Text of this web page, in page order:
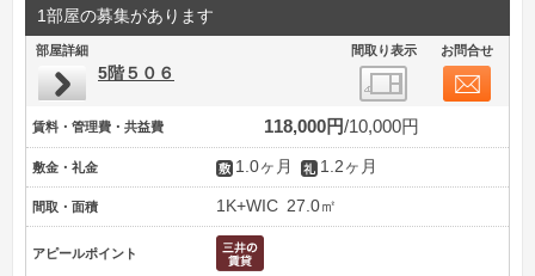
1部屋の募集があります
部屋詳細 間取り表示 お問合せ
5階５０６
賃料・管理費・共益費 118,000円 10,000円
敷金・礼金 1.0ヶ月 1.2ヶ月
間取・面積 1K+WIC 27.0㎡
アピールポイント